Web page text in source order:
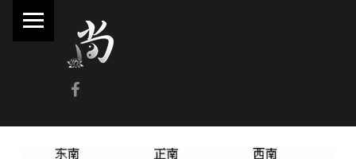
尚
門
Facebook